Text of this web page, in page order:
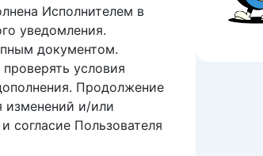
Исполнителем в
уведомления.
документом.
условия
Продолжение
изменений и/или
согласие Пользователя